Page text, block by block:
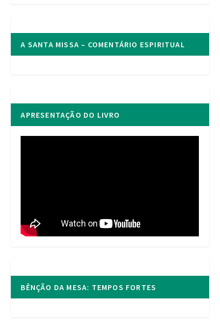
A SANTA MISSA – COMENTÁRIO ESPIRITUAL
APRESENTAÇÃO DO LIVRO
BÊNÇÃO DA MESA: TEMPOS FORTES